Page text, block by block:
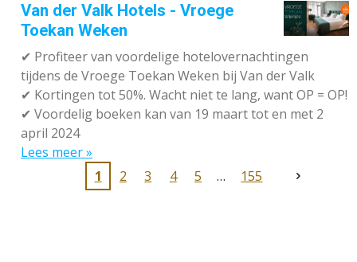
Van der Valk Hotels - Vroege
Toekan Weken
✔ Profiteer van voordelige hotelovernachtingen
tijdens de Vroege Toekan Weken bij Van der Valk
✔ Kortingen tot 50%. Wacht niet te lang, want OP = OP!
✔ Voordelig boeken kan van 19 maart tot en met 2
april 2024
Lees meer »
1
2 3 4 5 155